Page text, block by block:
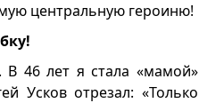
центральную героиню!
46 лет я стала «мамой»
Усков отрезал: «Только